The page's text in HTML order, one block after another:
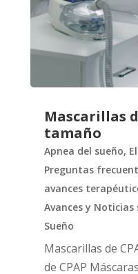
Mascarillas
tamaño
Apnea del sueño,
Preguntas
avances
Avances y
Sueño
Mascarillas de
de CPAP